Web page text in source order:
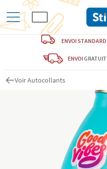
ENVOI STANDARD
ENVOIGRATUIT
Voir Autocollants